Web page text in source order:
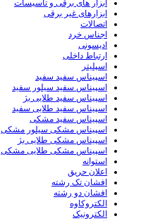
ابزار های برقی و تاسیسات
ابزارهای غیر برقی
اتصالات
اجناس خرد
ادیسونی
ارتباط داخلی
اسپلیتر
اسپیناس سفید سفید
اسپیناس سفید سیلور سفید
اسپیناس سفید طلایی بژ
اسپیناس سفید طلایی سفید
اسپیناس سفید مشکی
اسپیناس مشکی سیلور مشکی
اسپیناس مشکی طلایی بژ
اسپیناس مشکی طلایی مشکی
استوانه
اعلان حریق
افشان تک رشته
افشان دو رشته
الکتروکاوه
الکترونیک